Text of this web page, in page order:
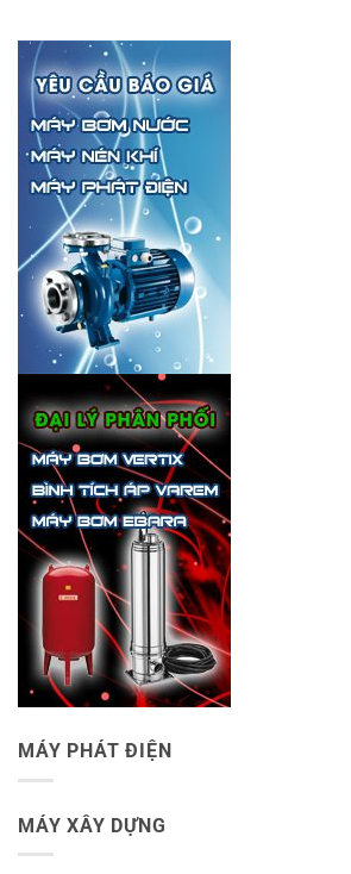
MÁY PHÁT ĐIỆN
MÁY XÂY DỰNG